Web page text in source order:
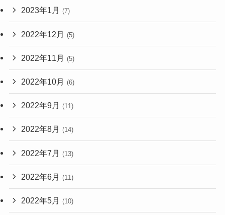
2023年1月 (7)
2022年12月 (5)
2022年11月 (5)
2022年10月 (6)
2022年9月 (11)
2022年8月 (14)
2022年7月 (13)
2022年6月 (11)
2022年5月 (10)